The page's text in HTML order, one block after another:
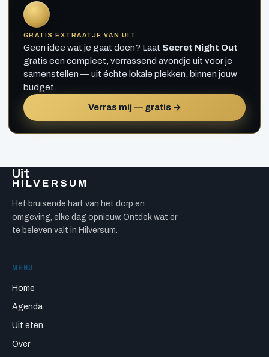
GRATIS EXTRAATJE VAN UIT
Geen idee wat je gaat doen? Laat Secret Night Out
gratis een compleet, verrassend avondje uit voor je
samenstellen — uit échte lokale plekken, binnen jouw
budget.
Verras mij — gratis →
Uit
HILVERSUM
Het bruisende hart van het dorp en
omgeving, elke dag opnieuw. Ontdek wat er
te beleven valt in Hilversum.
MENU
Home
Agenda
Uit eten
Over